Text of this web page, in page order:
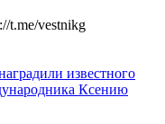
t.me/vestnikg
известного
Ксению